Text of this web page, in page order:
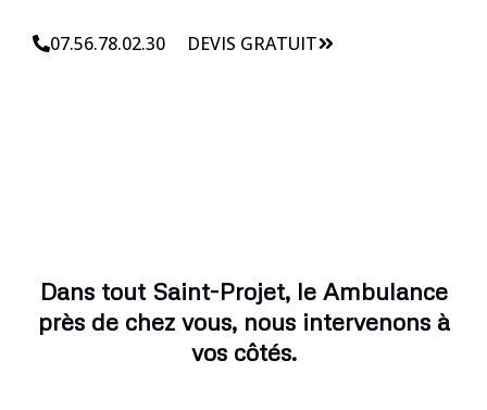
07.56.78.02.30 DEVIS GRATUIT
Dans tout Saint-Projet, le Ambulance
près de chez vous, nous intervenons à
vos côtés.